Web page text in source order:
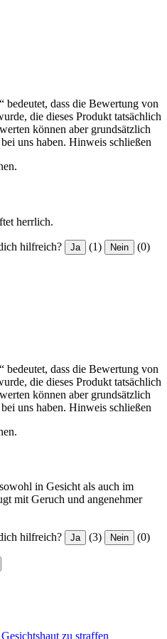
bedeutet, dass die Bewertung von
die dieses Produkt tatsächlich
können aber grundsätzlich
uns haben. Hinweis schließen
herrlich.
hilfreich? Ja (1) Nein (0)
bedeutet, dass die Bewertung von
die dieses Produkt tatsächlich
können aber grundsätzlich
uns haben. Hinweis schließen
in Gesicht als auch im
mit Geruch und angenehmer
hilfreich? Ja (3) Nein (0)
zu straffen